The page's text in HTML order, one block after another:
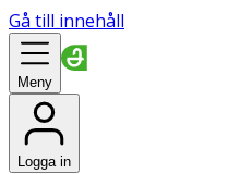
Gå till innehåll
Meny
Logga in